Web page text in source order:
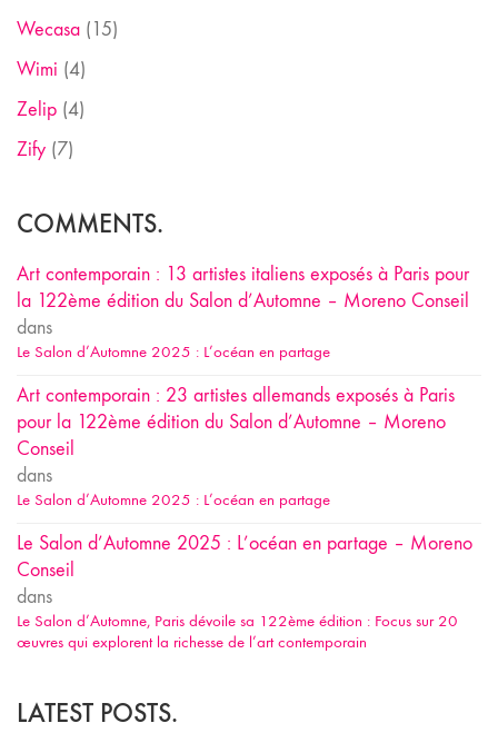
Wecasa (15)
Wimi (4)
Zelip (4)
Zify (7)
COMMENTS.
Art contemporain : 13 artistes italiens exposés à Paris pour
la 122ème édition du Salon d’Automne – Moreno Conseil
dans
Le Salon d’Automne 2025 : L’océan en partage
Art contemporain : 23 artistes allemands exposés à Paris
pour la 122ème édition du Salon d’Automne – Moreno
Conseil
dans
Le Salon d’Automne 2025 : L’océan en partage
Le Salon d’Automne 2025 : L’océan en partage – Moreno
Conseil
dans
Le Salon d’Automne, Paris dévoile sa 122ème édition : Focus sur 20
œuvres qui explorent la richesse de l’art contemporain
LATEST POSTS.